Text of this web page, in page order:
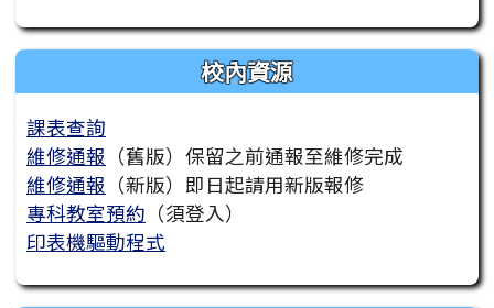
校內資源
課表查詢
維修通報 （舊版）保留之前通報至維修完成
維修通報 （新版）即日起請用新版報修
專科教室預約 （須登入）
印表機驅動程式